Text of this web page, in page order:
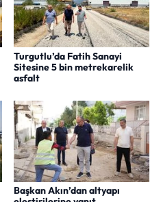
Turgutlu’da Fatih Sanayi
Sitesine 5 bin metrekarelik
asfalt
Başkan Akın’dan altyapı